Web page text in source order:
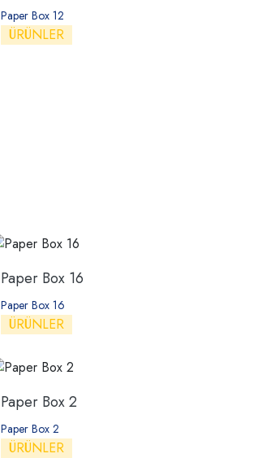
Paper Box 12
ÜRÜNLER
Paper Box 16
Paper Box 16
ÜRÜNLER
Paper Box 2
Paper Box 2
ÜRÜNLER